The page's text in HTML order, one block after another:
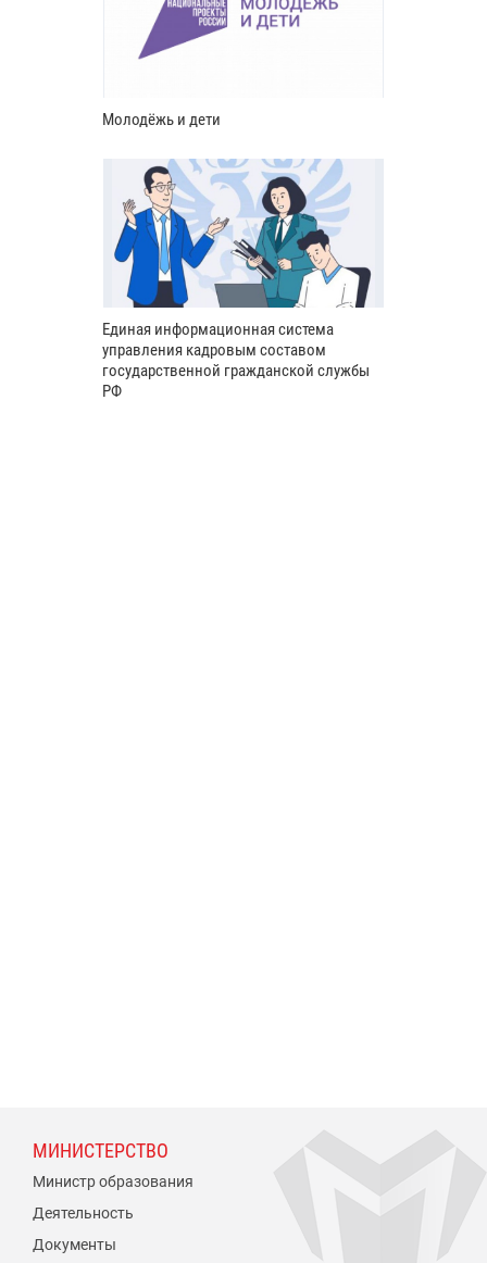
Молодёжь и дети
Единая информационная система
управления кадровым составом
государственной гражданской службы
РФ
МИНИСТЕРСТВО
Министр образования
Деятельность
Документы